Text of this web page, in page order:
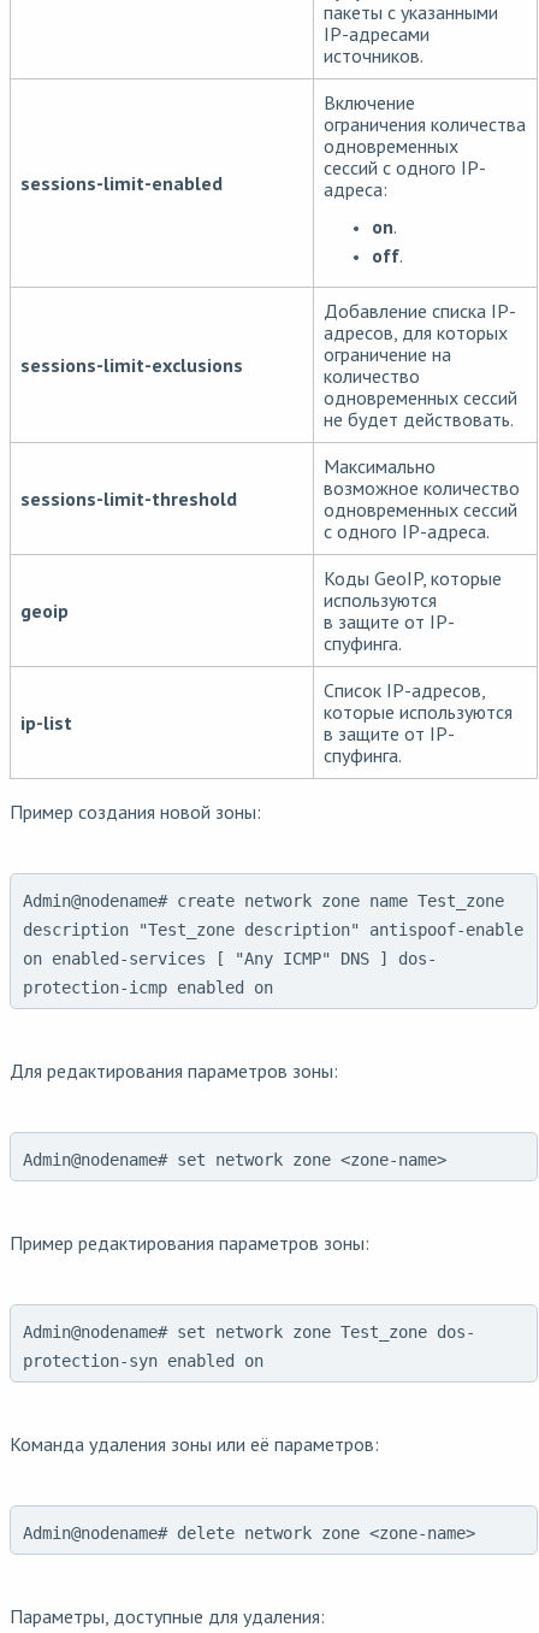
пакеты с указанными
IP-адресами
источников.
sessions-limit-enabled
Включение
ограничения количества
одновременных
сессий с одного IP-
адреса:
on.
off.
sessions-limit-exclusions
Добавление списка IP-
адресов, для которых
ограничение на
количество
одновременных сессий
не будет действовать.
sessions-limit-threshold
Максимально
возможное количество
одновременных сессий
с одного IP-адреса.
geoip
Коды GeoIP, которые
используются
в защите от IP-
спуфинга.
ip-list
Список IP-адресов,
которые используются
в защите от IP-
спуфинга.
Пример создания новой зоны:
Admin@nodename# create network zone name Test_zone
description "Test_zone description" antispoof-enable
on enabled-services [ "Any ICMP" DNS ] dos-
protection-icmp enabled on
Для редактирования параметров зоны:
Admin@nodename# set network zone <zone-name>
Пример редактирования параметров зоны:
Admin@nodename# set network zone Test_zone dos-
protection-syn enabled on
Команда удаления зоны или её параметров:
Admin@nodename# delete network zone <zone-name>
Параметры, доступные для удаления: